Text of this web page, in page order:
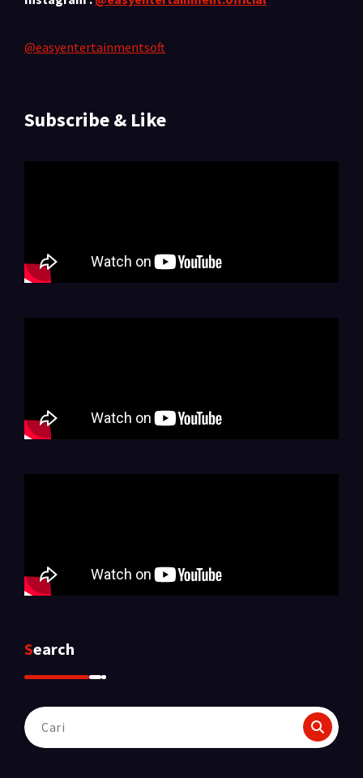
@easyentertainmentsoft
Subscribe & Like
Search
Pencarian
untuk: